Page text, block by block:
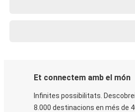
Et connectem amb el món
Infinites possibilitats.
8.000 destinacions en més de